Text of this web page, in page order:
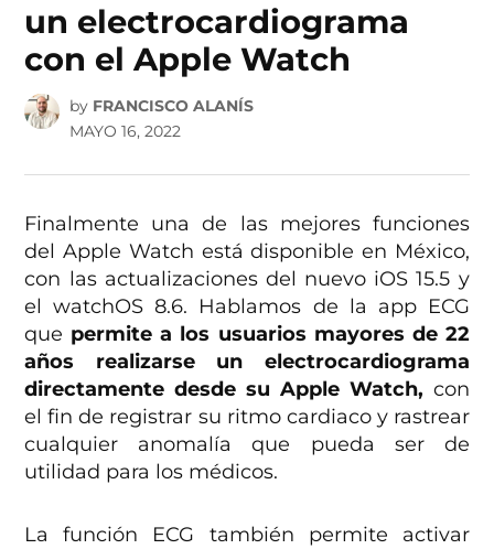
un electrocardiograma
con el Apple Watch
by FRANCISCO ALANÍS
MAYO 16, 2022
Finalmente una de las mejores funciones
del Apple Watch está disponible en México,
con las actualizaciones del nuevo iOS 15.5 y
el watchOS 8.6. Hablamos de la app ECG
que permite a los usuarios mayores de 22
años realizarse un electrocardiograma
directamente desde su Apple Watch, con
el fin de registrar su ritmo cardiaco y rastrear
cualquier anomalía que pueda ser de
utilidad para los médicos.
La función ECG también permite activar